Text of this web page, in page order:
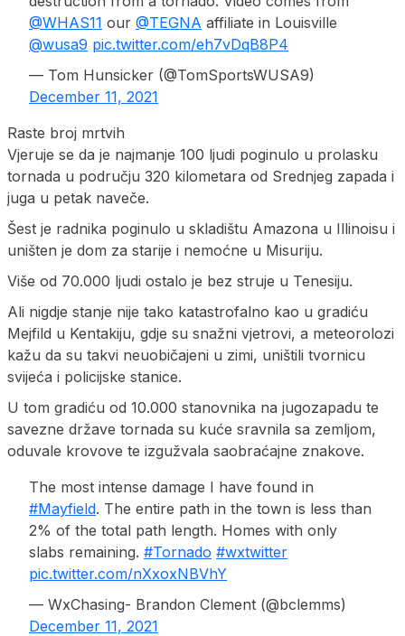
@WHAS11 our @TEGNA affiliate in Louisville
@wusa9 pic.twitter.com/eh7vDqB8P4
— Tom Hunsicker (@TomSportsWUSA9)
December 11, 2021
Raste broj mrtvih
Vjeruje se da je najmanje 100 ljudi poginulo u prolasku
tornada u području 320 kilometara od Srednjeg zapada i
juga u petak naveče.
Šest je radnika poginulo u skladištu Amazona u Illinoisu i
uništen je dom za starije i nemoćne u Misuriju.
Više od 70.000 ljudi ostalo je bez struje u Tenesiju.
Ali nigdje stanje nije tako katastrofalno kao u gradiću
Mejfild u Kentakiju, gdje su snažni vjetrovi, a meteorolozi
kažu da su takvi neuobičajeni u zimi, uništili tvornicu
svijeća i policijske stanice.
U tom gradiću od 10.000 stanovnika na jugozapadu te
savezne države tornada su kuće sravnila sa zemljom,
oduvale krovove te izgužvala saobraćajne znakove.
The most intense damage I have found in
#Mayfield. The entire path in the town is less than
2% of the total path length. Homes with only
slabs remaining. #Tornado #wxtwitter
pic.twitter.com/nXxoxNBVhY
— WxChasing- Brandon Clement (@bclemms)
December 11, 2021